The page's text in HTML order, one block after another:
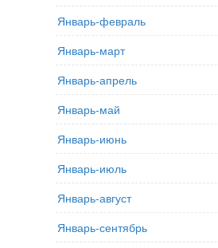
Январь-февраль
Январь-март
Январь-апрель
Январь-май
Январь-июнь
Январь-июль
Январь-август
Январь-сентябрь